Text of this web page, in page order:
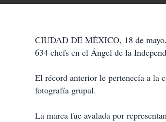
s
o
m
r
t
i
CIUDAD DE MÉXICO, 18 de
634 chefs en el Ángel de la
El récord anterior le pertenecía a la
fotografía grupal.
La marca fue avalada por